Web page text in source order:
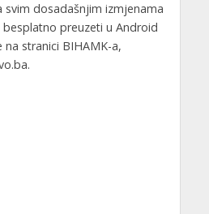
svim dosadašnjim izmjenama
preuzeti u Android
stranici BIHAMK-a,